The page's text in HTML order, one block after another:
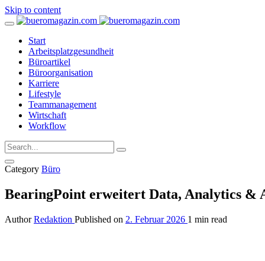
Skip to content
Start
Arbeitsplatzgesundheit
Büroartikel
Büroorganisation
Karriere
Lifestyle
Teammanagement
Wirtschaft
Workflow
Category Büro
BearingPoint erweitert Data, Analytics &
Author Redaktion Published on 2. Februar 2026 1 min read